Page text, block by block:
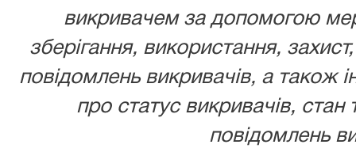
викривачем за допомогою
зберігання, використання,
повідомлень викривачів, а також
про статус викривачів, стан
повідомлень